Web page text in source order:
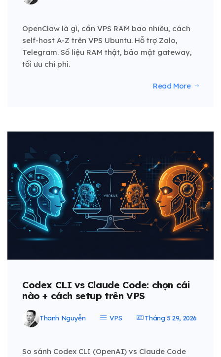
OpenClaw là gì, cần VPS RAM bao nhiêu, cách
self-host A-Z trên VPS Ubuntu. Hỗ trợ Zalo,
Telegram. Số liệu RAM thật, bảo mật gateway,
tối ưu chi phí.
Read More
Codex CLI vs Claude Code: chọn cái
nào + cách setup trên VPS
Thanh Nguyễn VPS Tháng 5 29, 2026
So sánh Codex CLI (OpenAI) vs Claude Code